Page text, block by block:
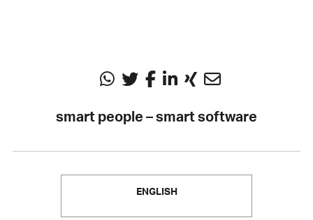
smart people – smart software
ENGLISH